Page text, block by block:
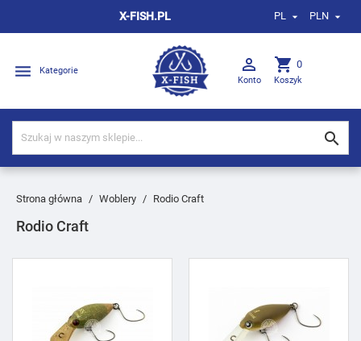
X-FISH.PL PL  PLN 
 Kategorie 
Konto
shopping_cart 0
Koszyk

Strona główna Woblery Rodio Craft
Rodio Craft